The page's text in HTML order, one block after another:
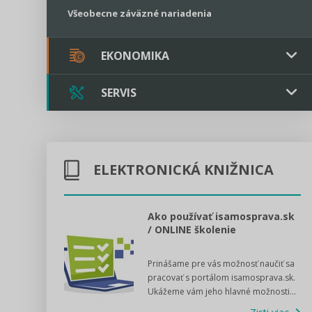
Všeobecne záväzné nariadenia
EKONOMIKA
Verejné obstarávanie
Majetok
Rozpočet
Sociálne podniky
Štátna pomoc
SERVIS
Kontakt
Tlačová agentúra
VIDEO produkcia
ELEKTRONICKÁ KNIŽNICA
Ako používať isamosprava.sk
/ ONLINE školenie
Prinášame pre vás možnosť naučiť sa
pracovať s portálom isamosprava.sk.
Ukážeme vám jeho hlavné možnosti...